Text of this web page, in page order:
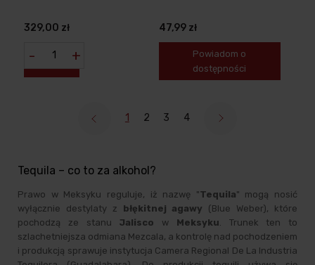
329,00 zł
- +
47,99 zł
Powiadom o
dostępności
1 2 3 4
Tequila – co to za alkohol?
Prawo w Meksyku reguluje, iż nazwę "Tequila" mogą nosić
wyłącznie destylaty z błękitnej agawy (Blue Weber), które
pochodzą ze stanu Jalisco w Meksyku . Trunek ten to
szlachetniejsza odmiana Mezcala, a kontrolę nad pochodzeniem
i produkcją sprawuje instytucja Camera Regional De La Industria